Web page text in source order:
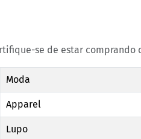
se de estar comprando
Moda
Apparel
Lupo